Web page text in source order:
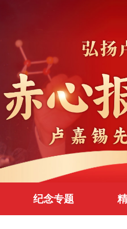
纪念专题